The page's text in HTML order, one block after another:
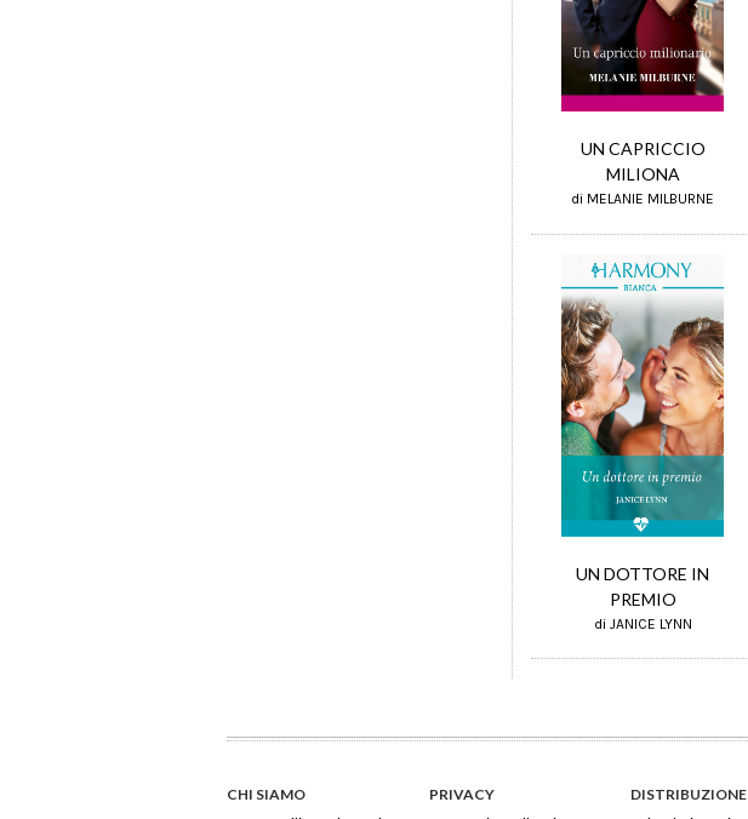
UN CAPRICCIO
MILIONA
di MELANIE MILBURNE
UN DOTTORE IN
PREMIO
di JANICE LYNN
CHI SIAMO
PRIVACY
DISTRIBUZIONE